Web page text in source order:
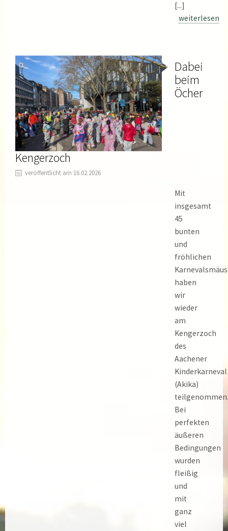
[...]
weiterlesen
Dabei
beim
Öcher
Kengerzoch
veröffentlicht am 16.02.2026
Mit
insgesamt
45
bunten
und
fröhlichen
haben
wir
wieder
am
Kengerzoch
des
Aachener
Kinderkarneval
(Akika)
Bei
perfekten
äußeren
Bedingungen
wurden
fleißig
und
mit
ganz
viel